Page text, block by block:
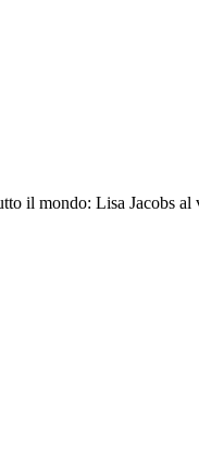
il mondo: Lisa Jacobs